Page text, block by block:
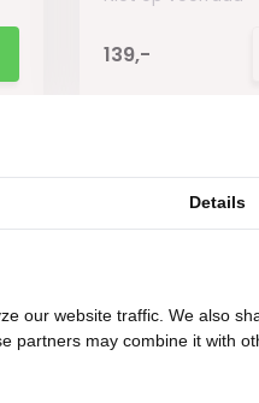
139,-
Details
our website traffic. We also
partners may combine it with